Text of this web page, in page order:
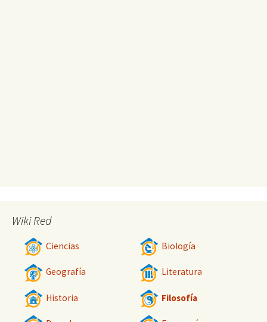
Wiki Red
Ciencias Biología
Geografía Literatura
Historia Filosofía